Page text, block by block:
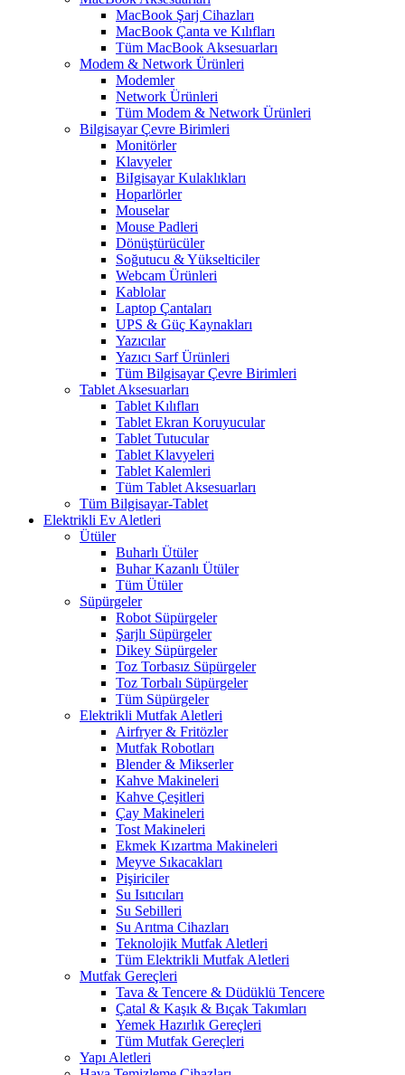
MacBook Şarj Cihazları
MacBook Çanta ve Kılıfları
Tüm MacBook Aksesuarları
Modem & Network Ürünleri
Modemler
Network Ürünleri
Tüm Modem & Network Ürünleri
Bilgisayar Çevre Birimleri
Monitörler
Klavyeler
BiIgisayar Kulaklıkları
Hoparlörler
Mouselar
Mouse Padleri
Dönüştürücüler
Soğutucu & Yükselticiler
Webcam Ürünleri
Kablolar
Laptop Çantaları
UPS & Güç Kaynakları
Yazıcılar
Yazıcı Sarf Ürünleri
Tüm Bilgisayar Çevre Birimleri
Tablet Aksesuarları
Tablet Kılıfları
Tablet Ekran Koruyucular
Tablet Tutucular
Tablet Klavyeleri
Tablet Kalemleri
Tüm Tablet Aksesuarları
Tüm Bilgisayar-Tablet
Elektrikli Ev Aletleri
Ütüler
Buharlı Ütüler
Buhar Kazanlı Ütüler
Tüm Ütüler
Süpürgeler
Robot Süpürgeler
Şarjlı Süpürgeler
Dikey Süpürgeler
Toz Torbasız Süpürgeler
Toz Torbalı Süpürgeler
Tüm Süpürgeler
Elektrikli Mutfak Aletleri
Airfryer & Fritözler
Mutfak Robotları
Blender & Mikserler
Kahve Makineleri
Kahve Çeşitleri
Çay Makineleri
Tost Makineleri
Ekmek Kızartma Makineleri
Meyve Sıkacakları
Pişiriciler
Su Isıtıcıları
Su Sebilleri
Su Arıtma Cihazları
Teknolojik Mutfak Aletleri
Tüm Elektrikli Mutfak Aletleri
Mutfak Gereçleri
Tava & Tencere & Düdüklü Tencere
Çatal & Kaşık & Bıçak Takımları
Yemek Hazırlık Gereçleri
Tüm Mutfak Gereçleri
Yapı Aletleri